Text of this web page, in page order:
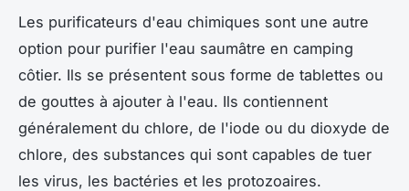
Les purificateurs d'eau chimiques sont une autre
option pour purifier l'eau saumâtre en camping
côtier. Ils se présentent sous forme de tablettes ou
de gouttes à ajouter à l'eau. Ils contiennent
généralement du chlore, de l'iode ou du dioxyde de
chlore, des substances qui sont capables de tuer
les virus, les bactéries et les protozoaires.